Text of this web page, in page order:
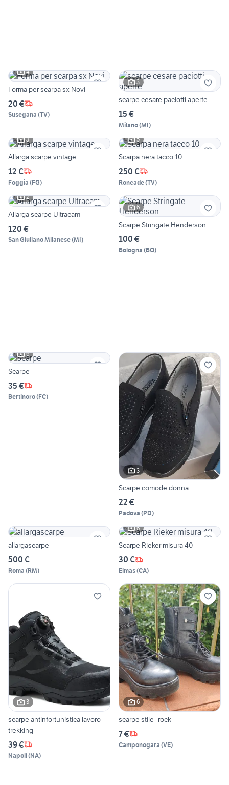
4
Forma per scarpa sx Novi
20 €
Susegana (TV)
3
scarpe cesare paciotti aperte
15 €
Milano(MI)
3
Allarga scarpe vintage
12 €
Foggia (FG)
5
Scarpa nera tacco 10
250 €
Roncade(TV)
2
Allarga scarpe Ultracam
120 €
San Giuliano Milanese(MI)
6
Scarpe Stringate Henderson
100 €
Bologna (BO)
6
Scarpe
35 €
Bertinoro(FC)
3
Scarpe comode donna
22 €
Padova (PD)
allargascarpe
500 €
Roma (RM)
6
Scarpe Rieker misura 40
30 €
Elmas(CA)
3
scarpe antinfortunistica lavoro
trekking
39 €
Napoli(NA)
6
scarpe stile "rock"
7 €
Camponogara (VE)